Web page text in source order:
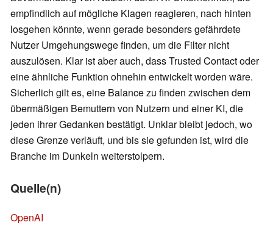
empfindlich auf mögliche Klagen reagieren, nach hinten
losgehen könnte, wenn gerade besonders gefährdete
Nutzer Umgehungswege finden, um die Filter nicht
auszulösen. Klar ist aber auch, dass Trusted Contact oder
eine ähnliche Funktion ohnehin entwickelt worden wäre.
Sicherlich gilt es, eine Balance zu finden zwischen dem
übermäßigen Bemuttern von Nutzern und einer KI, die
jeden ihrer Gedanken bestätigt. Unklar bleibt jedoch, wo
diese Grenze verläuft, und bis sie gefunden ist, wird die
Branche im Dunkeln weiterstolpern.
Quelle(n)
OpenAI